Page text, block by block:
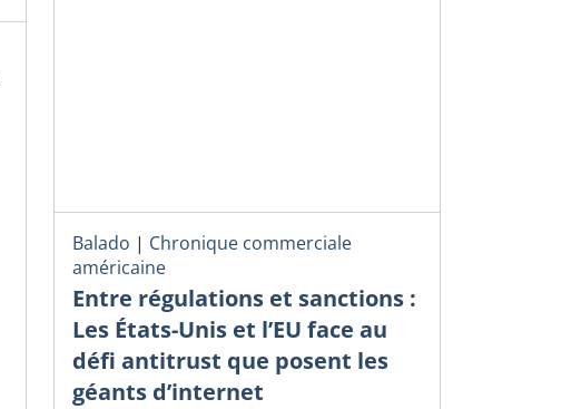
Balado | Chronique commerciale
américaine
Entre régulations et sanctions :
Les États-Unis et l’EU face au
défi antitrust que posent les
géants d’internet